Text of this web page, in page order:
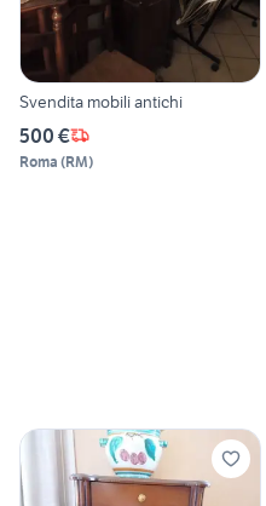
Svendita mobili antichi
500 €
Roma (RM)